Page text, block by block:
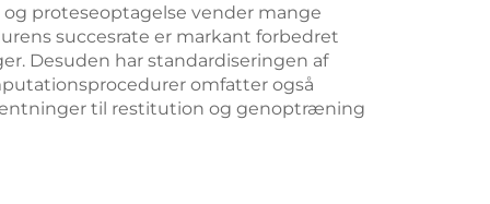
proteseoptagelse vender mange
succesrate er markant forbedret
Desuden har standardiseringen af
omfatter også
til restitution og genoptræning